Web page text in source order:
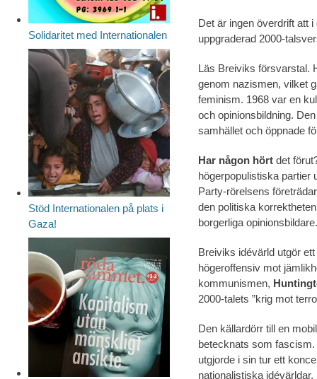
Det är ingen överdrift att
uppgraderad 2000-
Läs Breiviks försvarstal.
genom nazismen, vilket
feminism. 1968 var en
och opinionsbildning.
samhället och öppnade
Har någon hört det
högerpopulistiska partier
Party-rörelsens
den politiska
borgerliga opinionsbildare.
Breiviks idévärld utgör
högeroffensiv mot
kommunismen,
2000-talets ”krig mot
Den källardörr till en
betecknats som
utgjorde i sin tur ett
nationalistiska
Solidaritet med Internationalen
Stöd Internationalen på plats i
Gaza!